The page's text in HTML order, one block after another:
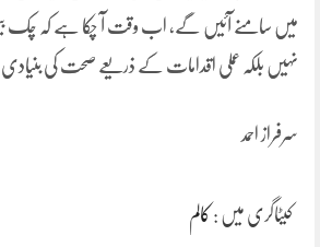
میں سامنے آئیں گے، اب وقت آ چکا ہے کہ چک
نہیں بلکہ عملی اقدامات کے ذریعے صحت کی
سرفراز احمد
کیٹاگری میں : کالم